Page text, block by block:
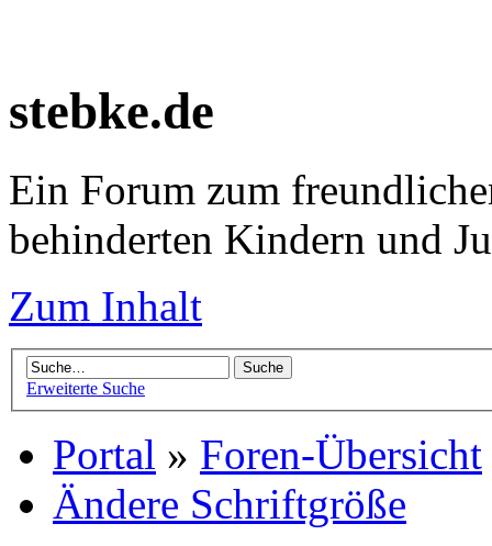
stebke.de
Ein Forum zum
behinderten Kindern und
Zum Inhalt
Erweiterte Suche
Portal » Foren-Übersicht
Ändere Schriftgröße